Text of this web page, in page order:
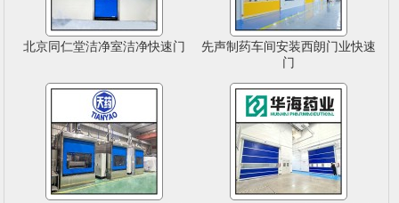
北京同仁堂洁净室洁净快速门
先声制药车间安装西朗门业快速
门